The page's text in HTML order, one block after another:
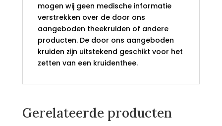
mogen wij geen medische informatie
verstrekken over de door ons
aangeboden theekruiden of andere
producten. De door ons aangeboden
kruiden zijn uitstekend geschikt voor het
zetten van een kruidenthee.
Gerelateerde producten